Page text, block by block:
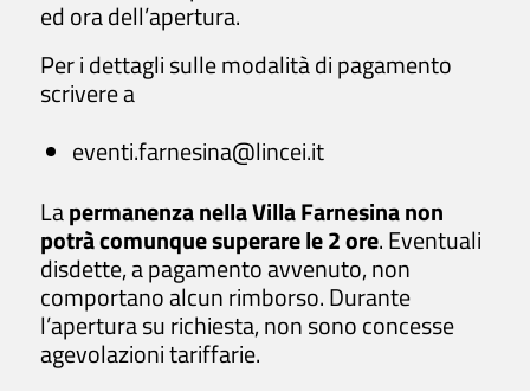
ed ora dell’apertura.
Per i dettagli sulle modalità di pagamento
scrivere a
eventi.farnesina@lincei.it
Lapermanenza nella Villa Farnesina non
potrà comunque superare le 2 ore. Eventuali
disdette, a pagamento avvenuto, non
comportano alcun rimborso. Durante
l’apertura su richiesta, non sono concesse
agevolazioni tariffarie.
Galleria delle Grottesca
Ottocento in Villa Farnesina
Sala delle Nozze: parete est
Loggia di Galatea: i paesaggi di Dughet
Loggia di Galatea: i portali parete nord
Sarcofago – Fontana
Orari di apertura
Villa Farnesina è aperta al pubblico
tutti i feriali, dalle ore9:00 alle 14:00.
Ultimo ingresso consentito alle 13:15.